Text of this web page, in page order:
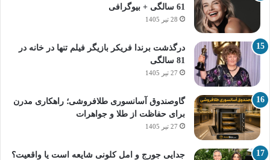
61 سالگی + بیوگرافی
28 تیر 1405
درگذشت برندا فریکر بازیگر فیلم تنها در خانه در
81 سالگی
27 تیر 1405
گاوصندوق آسانسوری طلافروشی؛ راهکاری مدرن
برای حفاظت از طلا و جواهرات
27 تیر 1405
جدایی جورج و امل کلونی شایعه است یا واقعیت؟